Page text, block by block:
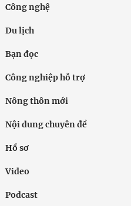
Công nghệ
Du lịch
Bạn đọc
Công nghiệp hỗ trợ
Nông thôn mới
Nội dung chuyên đề
Hồ sơ
Video
Podcast